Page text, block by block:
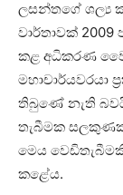
ලසන්තගේ ශල්‍ය
වාර්තාවක්
කළ අධිකරණ
තිබුණේ නැති
තැබීමක
මෙය
කළේය.